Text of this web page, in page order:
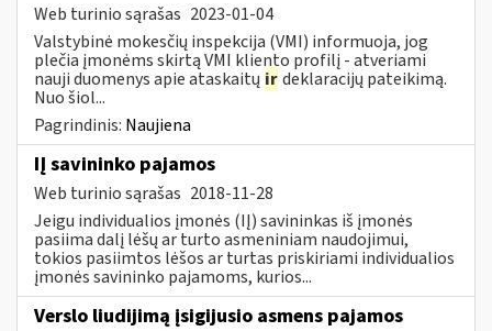
Web turinio sąrašas 2023-01-04
Valstybinė mokesčių inspekcija (VMI) informuoja, jog
plečia įmonėms skirtą VMI kliento profilį - atveriami
nauji duomenys apie ataskaitų irdeklaracijų pateikimą.
Nuo šiol...
Pagrindinis: Naujiena
IĮ savininko pajamos
Web turinio sąrašas 2018-11-28
Jeigu individualios įmonės (IĮ) savininkas iš įmonės
pasiima dalį lėšų ar turto asmeniniam naudojimui,
tokios pasiimtos lėšos ar turtas priskiriami individualios
įmonės savininko pajamoms, kurios...
Verslo liudijimą įsigijusio asmens pajamos